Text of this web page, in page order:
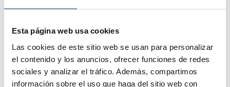
Esta página web usa cookies
Las cookies de este sitio web se usan para personalizar
el contenido y los anuncios, ofrecer funciones de redes
sociales y analizar el tráfico. Además, compartimos
información sobre el uso que haga del sitio web con